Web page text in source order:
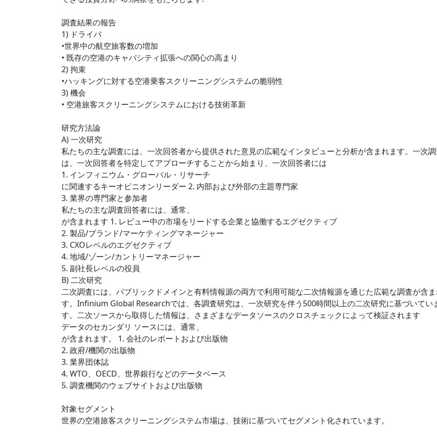
調査結果の報告
1) ドライバ
•世界中の航空旅客数の増加
• 既存の空港のキャパシティ拡張への関心の高まり
2) 拘束
•ハッキングに対する空港乗客スクリーニングシステムの脆弱性
3) 機会
• 空港旅客スクリーニングシステムにおける技術革新
研究方法論
A) 一次研究
私たちの主な調査には、一次回答者から提供された意見の広範なインタビューと分析が含まれます。一次
は、一次回答者を特定してアプローチすることから始まり、一次回答者には
1. インフィニウム・グローバル・リサーチ
に関連するキーオピニオンリーダー 2. 内部および外部の主題専門家
3. 業界の専門家と参加者
私たちの主な調査回答者には、通常、
が含まれます 1. レビュー中の市場をリードする企業と協働するエグゼクティブ
2. 製品/ブランド/マーケティングマネージャー
3. CXOレベルのエグゼクティブ
4. 地域/ゾーン/カントリーマネージャー
5. 副社長レベルの役員
B) 二次研究
二次調査には、パブリックドメインと有料情報源の両方で利用可能な二次情報源を通じた広範な調査が含
す。Infinium Global Researchでは、各調査研究は、一次研究を伴う500時間以上の二次研究に基づいてい
す。二次ソースから取得した情報は、さまざまなデータソースのクロスチェックによって検証されます
データのセカンダリ ソースには、通常、
が含まれます。 1. 会社のレポートおよび出版物
2. 政府/機関の出版物
3. 業界団体誌
4. WTO、OECD、世界銀行などのデータベース
5. 調査機関のウェブサイトおよび出版物
対象セグメント
世界の空港旅客スクリーニングシステム市場は、技術に基づいてセグメント化されています。